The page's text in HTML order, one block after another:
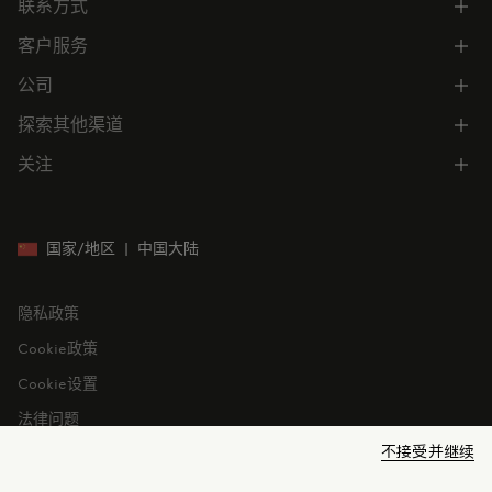
不接受并继续
了解专属权益
联系方式
电话联系 400-0362-166
联系在线客服
门店位置
预约
客户服务
所有服务
常见问题
售后服务
公司
公司信息
公司管理
投资者关系
探索其他渠道
微信小程序
关注
国家/地区 | 中国大陆
隐私政策
Cookie政策
Cookie设置
法律问题